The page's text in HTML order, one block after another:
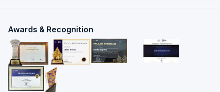
Awards & Recognition